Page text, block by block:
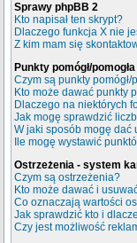
Sprawy phpBB 2
Kto napisał ten skrypt?
Dlaczego funkcja X nie
Z kim mam się
Punkty pomógł/pomogła
Czym są punkty pomógł/
Kto może dawać punkty
Dlaczego na niektórych
Jak mogę sprawdzić
W jaki sposób mogę dać
Ile mogę wystawić
Ostrzeżenia - system
Czym są ostrzeżenia?
Kto może dawać i
Co oznaczają wartości
Jak sprawdzić kto i
Czy jest możliwość